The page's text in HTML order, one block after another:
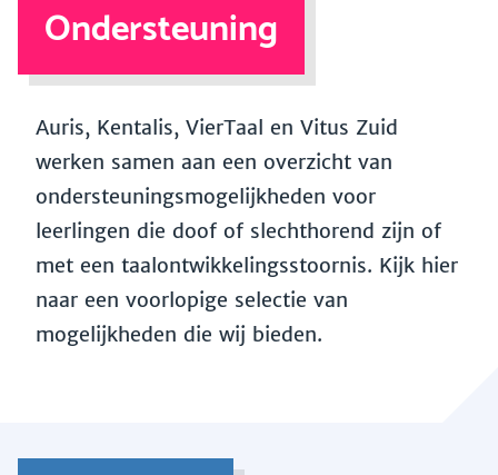
Ondersteuning
Auris, Kentalis, VierTaal en Vitus Zuid
werken samen aan een overzicht van
ondersteuningsmogelijkheden voor
leerlingen die doof of slechthorend zijn of
met een taalontwikkelingsstoornis. Kijk hier
naar een voorlopige selectie van
mogelijkheden die wij bieden.